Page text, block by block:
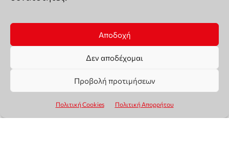
Αποδοχή
Δεν αποδέχομαι
Προβολή προτιμήσεων
Πολιτική Cookies Πολιτική Απορρήτου